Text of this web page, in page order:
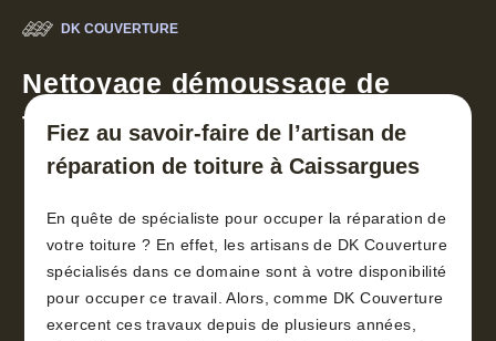
DK COUVERTURE
Nettoyage démoussage de
toiture 30
Fiez au savoir-faire de l’artisan de
réparation de toiture à Caissargues
En quête de spécialiste pour occuper la réparation de
votre toiture ? En effet, les artisans de DK Couverture
spécialisés dans ce domaine sont à votre disponibilité
pour occuper ce travail. Alors, comme DK Couverture
exercent ces travaux depuis de plusieurs années,